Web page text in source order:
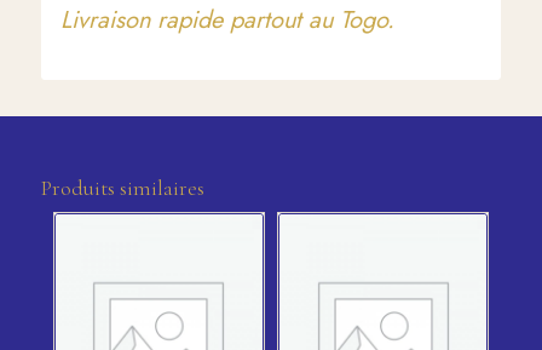
Livraison rapide partout au Togo.
Produits similaires